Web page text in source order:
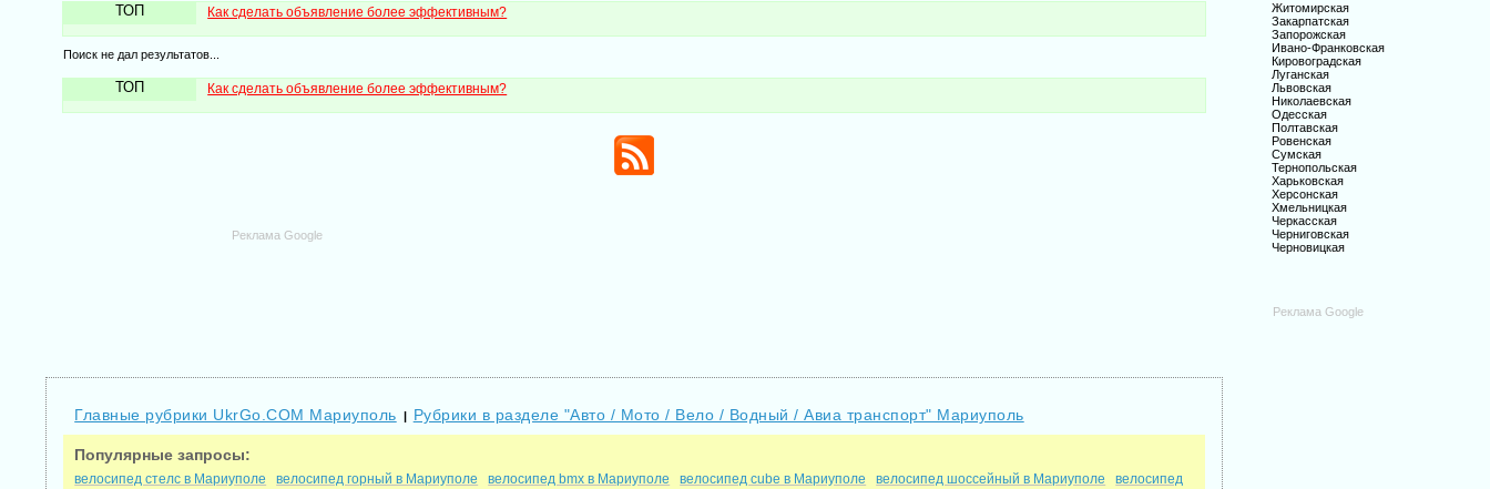
ТОП Как сделать объявление более эффективным?
Поиск не дал результатов...
ТОП Как сделать объявление более эффективным?
Реклама Google
Главные рубрики UkrGo.COM Мариуполь | Рубрики в разделе "Авто / Мото / Вело / Водный / Авиа транспорт" Мариуполь
Популярные запросы:
велосипед стелс в Мариуполе велосипед горный в Мариуполе велосипед bmx в Мариуполе велосипед cube в Мариуполе велосипед шоссейный в Мариуполе
велосипед
Житомирская
Закарпатская
Запорожская
Ивано-Франковская
Кировоградская
Луганская
Львовская
Николаевская
Одесская
Полтавская
Ровенская
Сумская
Тернопольская
Харьковская
Херсонская
Хмельницкая
Черкасская
Черниговская
Черновицкая
Реклама Google